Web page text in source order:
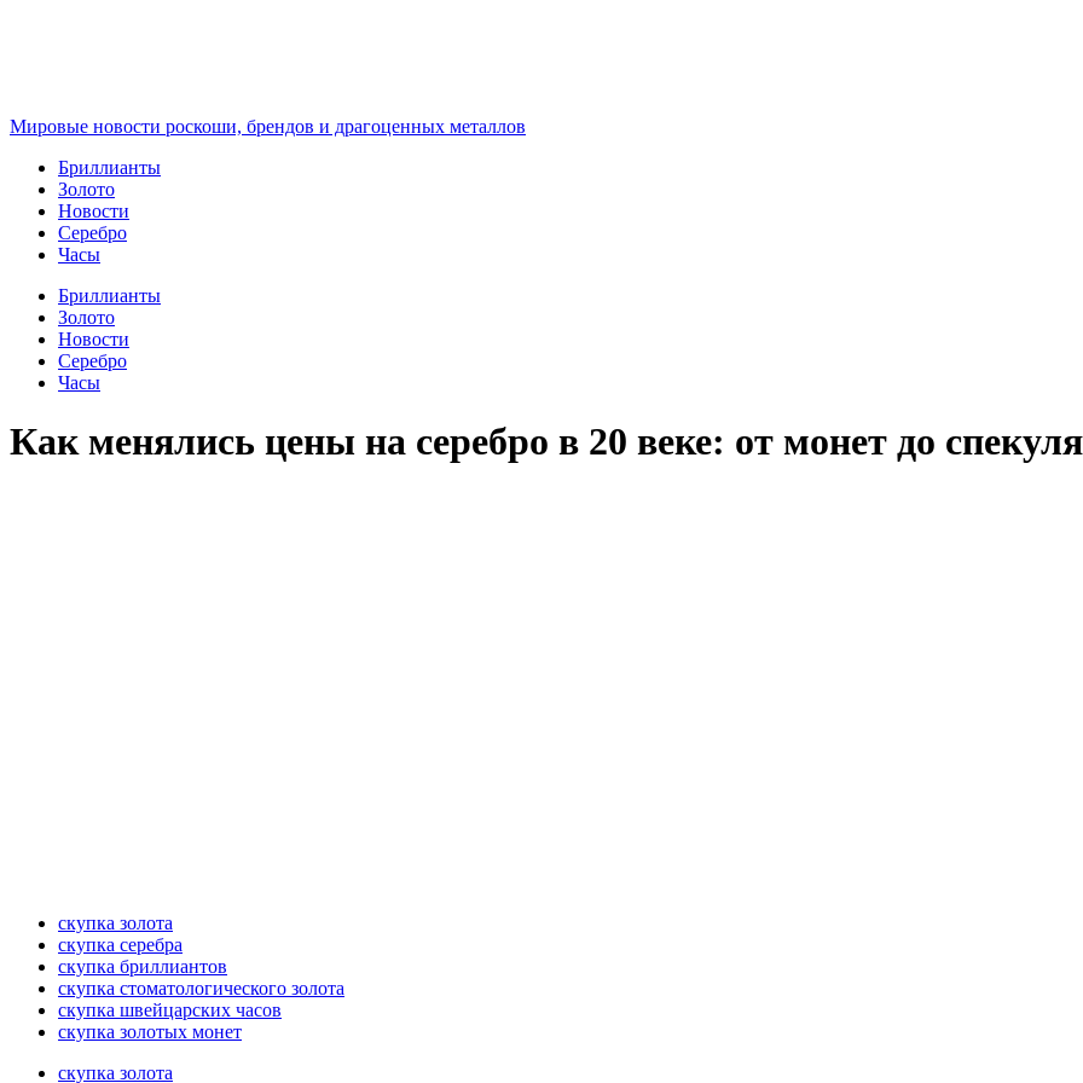
Мировые новости роскоши, брендов и драгоценных металлов
Бриллианты
Золото
Новости
Серебро
Часы
Бриллианты
Золото
Новости
Серебро
Часы
Как менялись цены на серебро в 20 веке: от монет до
скупка золота
скупка серебра
скупка бриллиантов
скупка стоматологического золота
скупка швейцарских часов
скупка золотых монет
скупка золота